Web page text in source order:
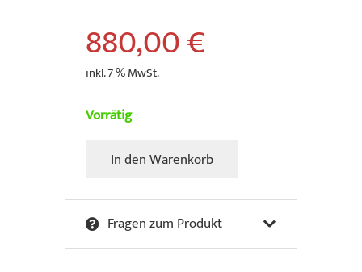
880,00€
inkl. 7 % MwSt.
Vorrätig
Madjid
New
York.
Menge
In den Warenkorb
Fragen zum Produkt